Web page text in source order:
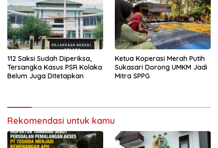
112 Saksi Sudah Diperiksa,
Tersangka Kasus PSR Kolaka
Belum Juga Ditetapkan
Ketua Koperasi Merah Putih
Sukasari Dorong UMKM Jadi
Mitra SPPG
Rekomendasi untuk kamu